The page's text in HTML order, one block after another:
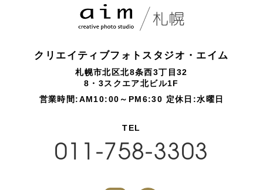
クリエイティブフォトスタジオ・エイム
札幌市北区北8条西3丁目32
8・3スクエア北ビル1F
営業時間:AM10:00～PM6:30 定休日:水曜日
TEL
011-758-3303